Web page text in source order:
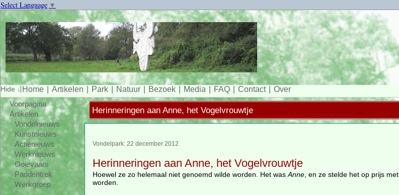
Select Language ▼
Home Artikelen Park Natuur Bezoek Media FAQ Contact Over
Voorpagina
Artikelen
Vondelnieuws
Kunstnieuws
Actienieuws
Werknieuws
Ooievaars
Paddentrek
Werkgroep
Herinneringen aan Anne, het Vogelvrouwtje
Vondelpark: 22 december 2012
Herinneringen aan Anne, het Vogelvrouwtje
Hoewel ze zo helemaal niet genoemd wilde worden. Het was Anne, en ze stelde het op prijs met
worden.